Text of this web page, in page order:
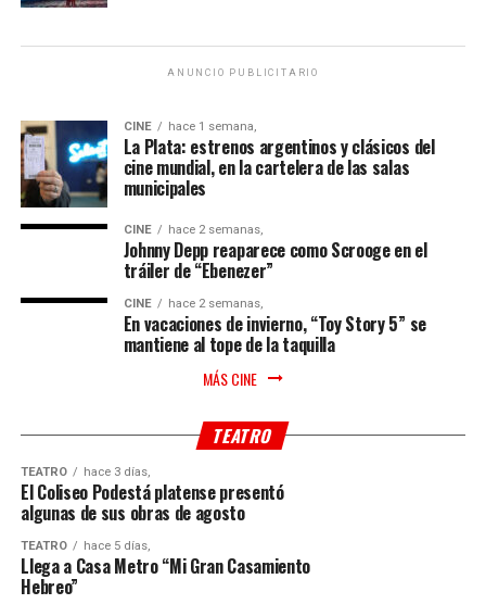
ANUNCIO PUBLICITARIO
CINE hace 1 semana,
La Plata: estrenos argentinos y clásicos del
cine mundial, en la cartelera de las salas
municipales
CINE hace 2 semanas,
Johnny Depp reaparece como Scrooge en el
tráiler de “Ebenezer”
CINE hace 2 semanas,
En vacaciones de invierno, “Toy Story 5” se
mantiene al tope de la taquilla
MÁS CINE
TEATRO
TEATRO hace 3 días,
El Coliseo Podestá platense presentó
algunas de sus obras de agosto
TEATRO hace 5 días,
Llega a Casa Metro “Mi Gran Casamiento
Hebreo”